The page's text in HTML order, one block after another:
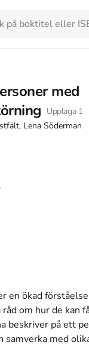
med
Upplaga 1
Lena Söderman
en ökad
om hur de kan
beskriver på ett
med